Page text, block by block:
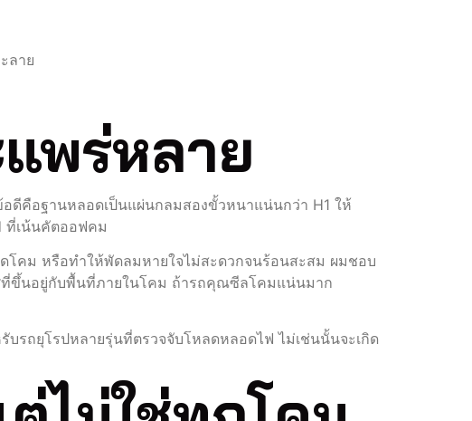
ลาย
แพร่หลาย
อดีคือฐานหลอดเป็นแผ่นกลมสองขั้วหนาแน่นกว่า H1 ให้
ที่เน้นคัตออฟคม
โคม หรือทำให้พัดลมหายใจไม่สะดวกจนร้อนสะสม ผมชอบ
ที่ขึ้นอยู่กับพื้นที่ภายในโคม ถ้ารถคุณซีลโคมแน่นมาก
บรถยุโรปหลายรุ่นที่ตรวจจับโหลดหลอดไฟ ไม่เช่นนั้นจะเกิด